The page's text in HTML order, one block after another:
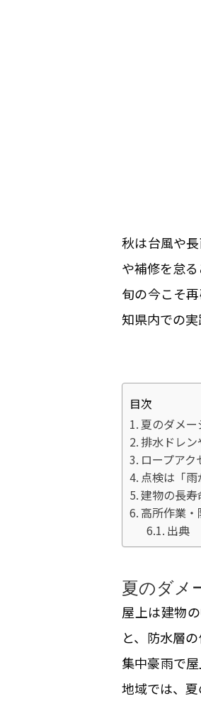
秋は台風や
や補修を怠
旬の今こそ
知県内での実
目次
夏のダメ
排水ドレ
ロープア
点検は「
建物の長
高所作業
出典
夏のダメ
屋上は建物
と、防水層
集中豪雨で
地域では、